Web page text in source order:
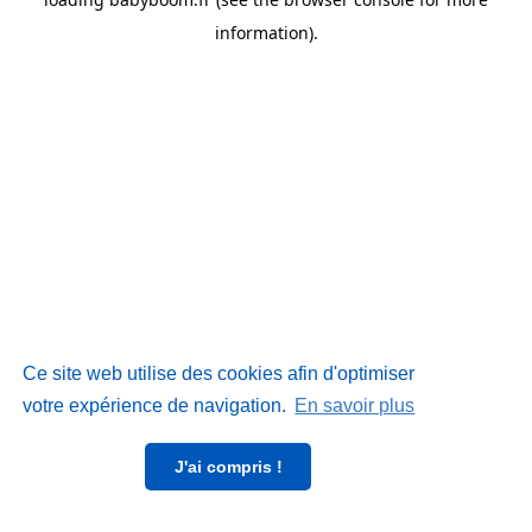
Ce site web utilise des cookies afin d'optimiser
votre expérience de navigation. En savoir plus
J'ai compris !
information).